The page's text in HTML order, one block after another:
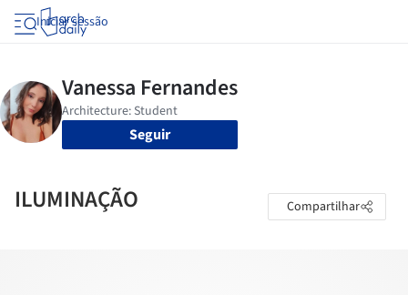
Iniciar sessão
Seguir
ILUMINAÇÃO Compartilhar